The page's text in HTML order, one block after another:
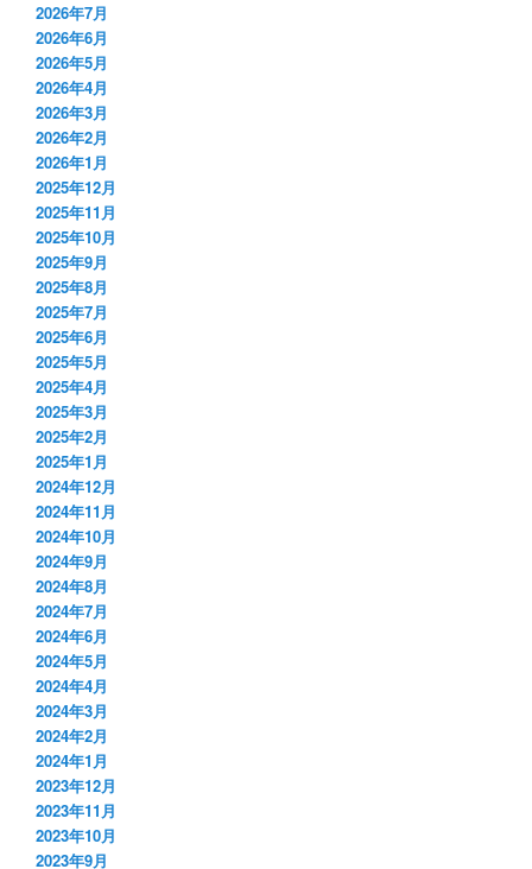
2026年7月
2026年6月
2026年5月
2026年4月
2026年3月
2026年2月
2026年1月
2025年12月
2025年11月
2025年10月
2025年9月
2025年8月
2025年7月
2025年6月
2025年5月
2025年4月
2025年3月
2025年2月
2025年1月
2024年12月
2024年11月
2024年10月
2024年9月
2024年8月
2024年7月
2024年6月
2024年5月
2024年4月
2024年3月
2024年2月
2024年1月
2023年12月
2023年11月
2023年10月
2023年9月